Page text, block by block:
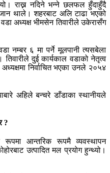
राख्न नदिने भन्ने छलफल हुँदाहुँदै
थाले। शहरबाट अलि टाढा भएको
वडा अध्यक्ष भीमसेन तिवारीले उकेरासँग
नम्बर ६ मा पर्ने मूलपानी त्यसबेला
तिवारीले दुई कार्यकाल वडाको नेतृत्व
निर्वाचित भएका उनले २०५४
अहिले बन्चरे डाँडाका स्थानीयले
?
रूपमा आन्तरिक रूपमै व्यवस्थापन
उत्पादित मल प्रयोग हुन्थ्यो।